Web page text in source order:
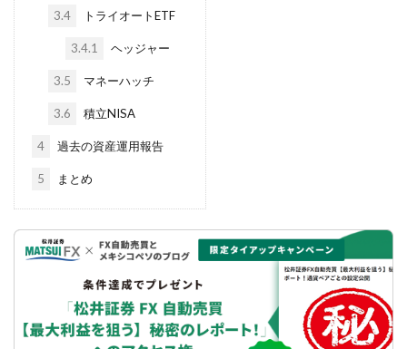
3.4 トライオートETF
3.4.1 ヘッジャー
3.5 マネーハッチ
3.6 積立NISA
4 過去の資産運用報告
5 まとめ